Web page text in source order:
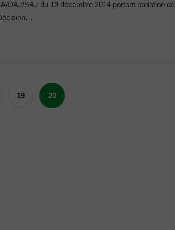
DAJ/SAJ du 19 décembre 2014 portant radiation de
19 20